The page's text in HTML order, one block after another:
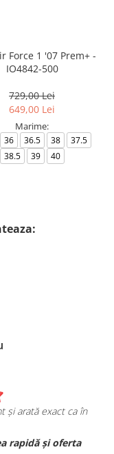
Force 1 '07 Prem+ -
IO4842-500
729,00 Lei
649,00 Lei
Marime:
36 36.5 38
37.5
38.5
39 40
Sunt foarte
o pereche de